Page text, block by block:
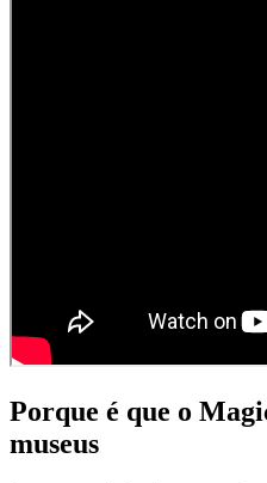
Porque é que o
museus